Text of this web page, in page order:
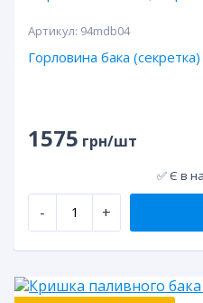
Артикул: 94mdb04
Горловина бака
1575 грн/шт
✅ Є в
- +